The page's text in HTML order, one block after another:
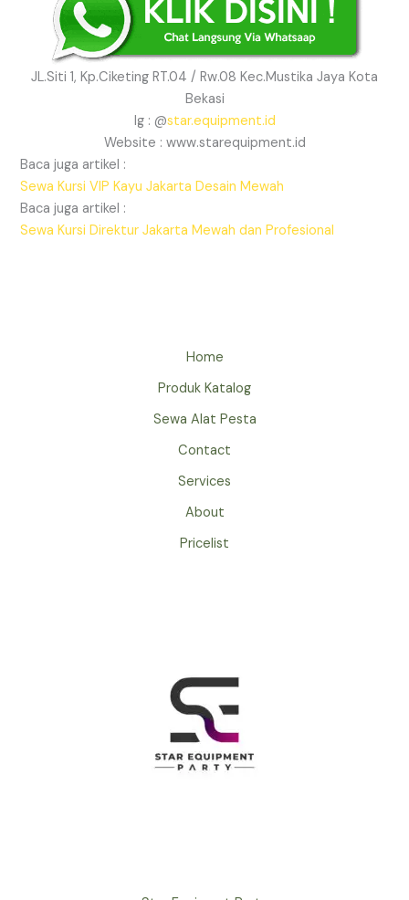
JL.Siti 1, Kp.Ciketing RT.04 / Rw.08 Kec.Mustika Jaya Kota
Bekasi
Ig : @star.equipment.id
Website : www.starequipment.id
Baca juga artikel :
Sewa Kursi VIP Kayu Jakarta Desain Mewah
Baca juga artikel :
Sewa Kursi Direktur Jakarta Mewah dan Profesional
Home
Produk Katalog
Sewa Alat Pesta
Contact
Services
About
Pricelist